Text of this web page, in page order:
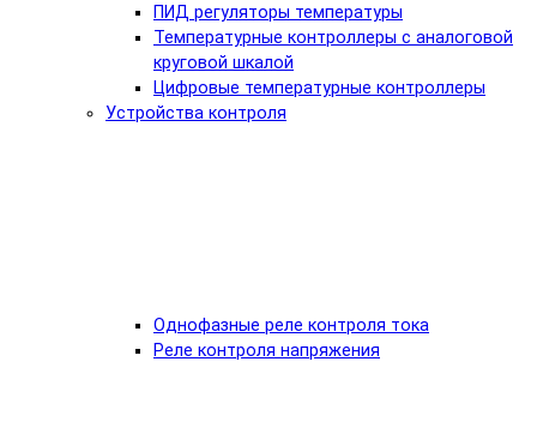
ПИД регуляторы температуры
Температурные контроллеры с аналоговой
круговой шкалой
Цифровые температурные контроллеры
Устройства контроля
Однофазные реле контроля тока
Реле контроля напряжения